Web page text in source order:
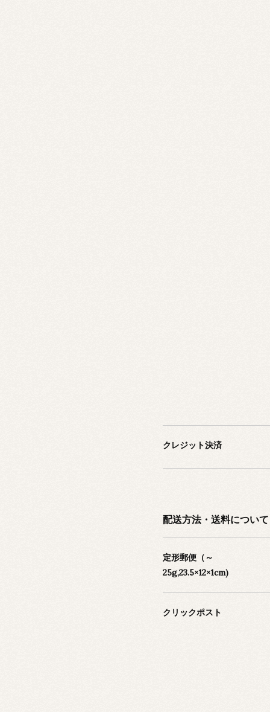
クレジット決済
配送方法・送料について
定形郵便（～
25g,23.5×12×1cm)
クリックポスト